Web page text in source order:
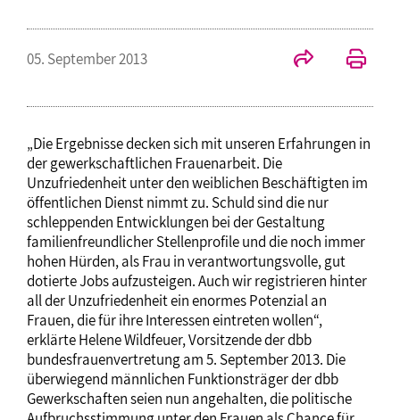
05. September 2013
„Die Ergebnisse decken sich mit unseren Erfahrungen in
der gewerkschaftlichen Frauenarbeit. Die
Unzufriedenheit unter den weiblichen Beschäftigten im
öffentlichen Dienst nimmt zu. Schuld sind die nur
schleppenden Entwicklungen bei der Gestaltung
familienfreundlicher Stellenprofile und die noch immer
hohen Hürden, als Frau in verantwortungsvolle, gut
dotierte Jobs aufzusteigen. Auch wir registrieren hinter
all der Unzufriedenheit ein enormes Potenzial an
Frauen, die für ihre Interessen eintreten wollen“,
erklärte Helene Wildfeuer, Vorsitzende der dbb
bundesfrauenvertretung am 5. September 2013. Die
überwiegend männlichen Funktionsträger der dbb
Gewerkschaften seien nun angehalten, die politische